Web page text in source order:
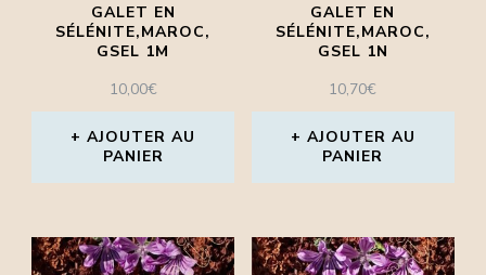
GALET EN
SÉLÉNITE,MAROC,
GSEL 1M
10,00€
AJOUTER AU
PANIER
GALET EN
SÉLÉNITE,MAROC,
GSEL 1N
10,70€
AJOUTER AU
PANIER